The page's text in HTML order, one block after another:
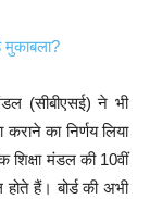
मुकाबला?
(सीबीएसई) ने भी
का निर्णय लिया
शिक्षा मंडल की 10वीं
होते हैं। बोर्ड की अभी